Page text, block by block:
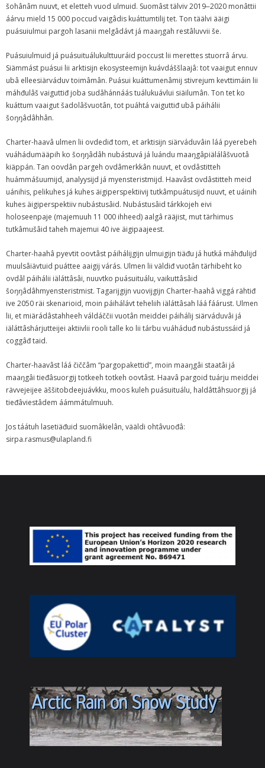
šohânâm nuuvt, et eletteh vuod ulmuid. Suomâst tälviv 2019‒2020 monâttii
áárvu mield 15 000 poccud vaigâdis kuáttumtilij tet. Ton täälvi ääigi
puásuiulmui pargoh lasanii melgâdávt já maaŋgah restâluvvii še.
Puásuiulmuid já puásuituálukulttuuráid poccust lii merettes stuorrâ árvu.
Siämmást puásui lii arktisijn ekosysteemijn kuávdáššlaajâ: tot vaaigut ennuv
ubâ elleesiärváduv toimâmân. Puásui kuáttumenâmij stivrejum kevttimáin lii
máhđulâš vaiguttiđ joba sudâhánnáás tuálukuávlui siäilumân. Ton tet ko
kuáttum vaaigut šadolâšvuotân, tot puáhtá vaiguttiđ ubâ páihálii
šoŋŋâdâhhân.
Charter-haavâ ulmen lii ovdediđ tom, et arktisijn siärváduvâin láá pyerebeh
vuáhádumääpih ko šoŋŋâdâh nubástuvá já luándu maaŋgâpiälálâšvuotâ
kiäppán. Tan oovdân pargeh ovdâmerkkân nuuvt, et ovdâstitteh
huámmášuumijd, analyysijd já myensteristmijd. Haavâst ovdâstitteh meid
uánihis, pelikuhes já kuhes äigiperspektiivij tutkâmpuátusijd nuuvt, et uáinih
kuhes äigiperspektiiv nubástusâid. Nubástusâid tárkkojeh eivi
holoseenpaje (majemuuh 11 000 ihheed) aalgâ rääjist, mut tärhimus
tutkâmušâid taheh majemui 40 ive äigipaajeest.
Charter-haahâ pyevtit oovtâst páihálijgijn ulmuigijn tiäđu já hutká máhđulijd
muulsâiävtuid puáttee aaigij várás. Ulmen lii väldiđ vuotân tärhibeht ko
ovdâl páihálii iäláttâsâi, nuuvtko puásuituálu, vaikuttâsâid
šoŋŋâdâhmyensteristmist. Tagarijgijn vuovijgijn Charter-haahâ viggá rähtiđ
ive 2050 räi skenarioid, moin páihálávt teheliih iäláttâsah láá fáárust. Ulmen
lii, et miärádâstahheeh váldáččii vuotân meiddei páihálij siärváduvâi já
iäláttâshárjutteijei aktiivlii rooli talle ko lii tárbu vuáháduđ nubástussáid já
coggâđ taid.
Charter-haavâst láá čiččâm “pargopakettid”, moin maaŋgâi staatâi já
maaŋgâi tieđâsuorgij totkeeh totkeh oovtâst. Haavâ pargoid tuárju meiddei
rävvejeijee äššitobdeejuávkku, moos kuleh puásuituálu, haldâttâhsuorgij já
tieđâviestâdem áámmátulmuuh.
Jos táátuh lasetiäđuid suomâkielân, vääldi ohtâvuođâ:
sirpa.rasmus@ulapland.fi